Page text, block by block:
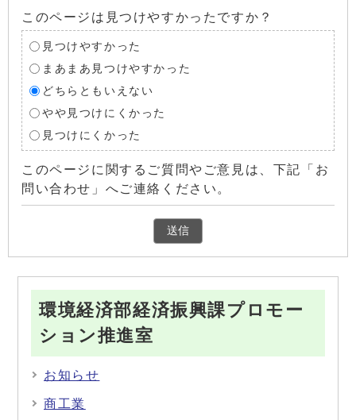
このページは見つけやすかったですか？
見つけやすかった
まあまあ見つけやすかった
どちらともいえない
やや見つけにくかった
見つけにくかった
このページに関するご質問やご意見は、下記「お
問い合わせ」へご連絡ください。
環境経済部経済振興課プロモー
ション推進室
お知らせ
商工業